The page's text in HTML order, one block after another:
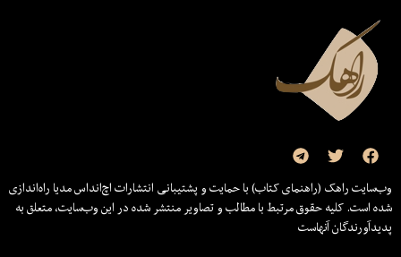
وب‌سایت راهک (راهنمای کتاب) با حمایت و پشتیبانی انتشارات اچ‌اند‌اس مدیا راه‌اندازی
شده است. کلیه حقوق مرتبط با مطالب و تصاویر منتشر شده در این وب‌سایت، متعلق به
پدیدآورندگان آنهاست